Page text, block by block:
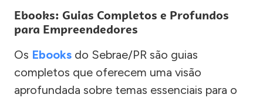
Ebooks: Guias Completos e Profundos
para Empreendedores
Os Ebooks do Sebrae/PR são guias
completos que oferecem uma visão
aprofundada sobre temas essenciais para o